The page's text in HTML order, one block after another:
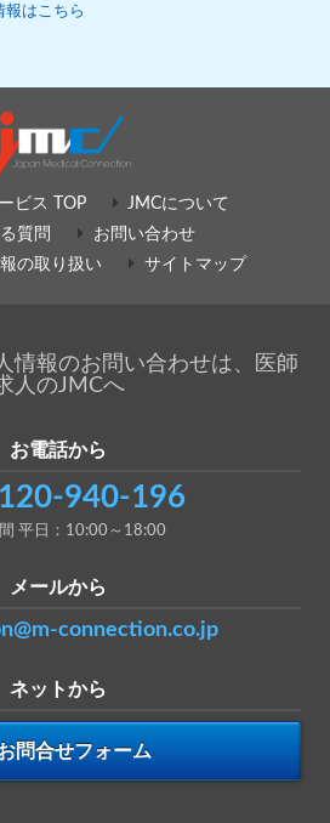
報はこちら
ビス TOP
JMCについて
質問
お問い合わせ
の取り扱い サイトマップ
情報のお問い合わせは、医師
人のJMCへ
お電話から
940-196
平日：10:00～18:00
メールから
connection.co.jp
ネットから
問合せフォーム